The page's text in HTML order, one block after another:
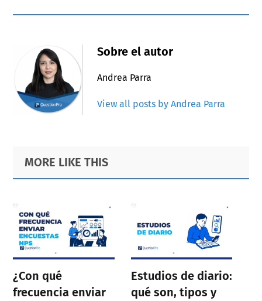
Sobre el autor
Andrea Parra
View all posts by Andrea Parra
Primary
Sidebar
Footer
MORE LIKE THIS
¿Con qué
frecuencia enviar
Estudios de diario:
qué son, tipos y